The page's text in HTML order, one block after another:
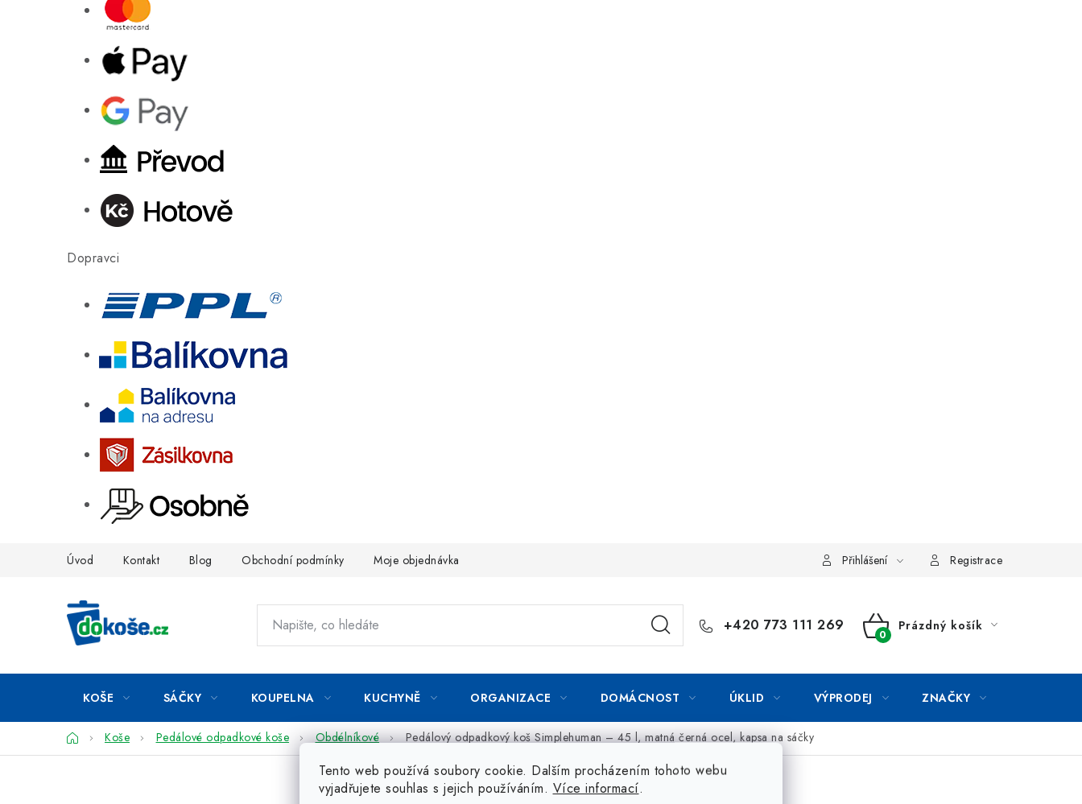
Dopravci
Tento web používá soubory cookie. Dalším procházením tohoto webu
vyjadřujete souhlas s jejich používáním. Více informací.
Úvod Kontakt Blog Obchodní podmínky Moje objednávka Přihlášení Registrace
+420 773 111 269
NÁKUPNÍ
Prázdný košík
KOŠE SÁČKY KOUPELNA KUCHYNĚ ORGANIZACE DOMÁCNOST ÚKLID VÝPRODEJ ZNAČKY
DomůKoše Pedálové odpadkové koše Obdélníkové Pedálový odpadkový koš Simplehuman – 45 l, matná černá ocel, kapsa na sáčky